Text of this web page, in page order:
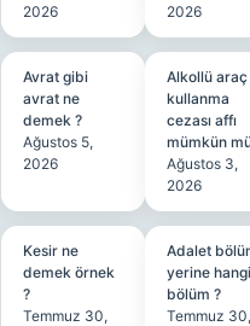
2026
2026
Avrat gibi
avrat ne
demek ?
Ağustos 5,
2026
Alkollü araç
kullanma
cezası affı
mümkün
Ağustos 3,
2026
Kesir ne
demek örnek
?
Temmuz 30,
Adalet
yerine hangi
bölüm ?
Temmuz 30,